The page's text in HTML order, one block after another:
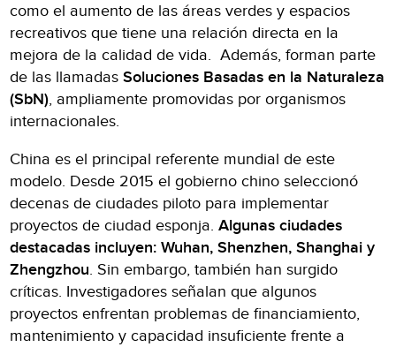
como el aumento de las áreas verdes y espacios
recreativos que tiene una relación directa en la
mejora de la calidad de vida. Además, forman parte
de las llamadasSoluciones Basadas en la Naturaleza
(SbN), ampliamente promovidas por organismos
internacionales.
China es el principal referente mundial de este
modelo. Desde 2015 el gobierno chino seleccionó
decenas de ciudades piloto para implementar
proyectos de ciudad esponja.Algunas ciudades
destacadas incluyen: Wuhan, Shenzhen, Shanghai y
Zhengzhou. Sin embargo, también han surgido
críticas. Investigadores señalan que algunos
proyectos enfrentan problemas de financiamiento,
mantenimiento y capacidad insuficiente frente a